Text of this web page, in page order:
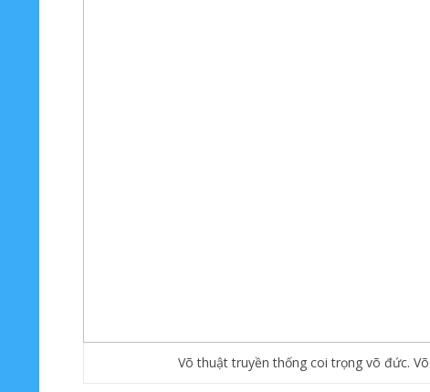
Võ thuật truyền thống coi trọng võ đức.